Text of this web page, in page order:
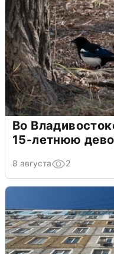
Во
15-летнюю
8 августа 2